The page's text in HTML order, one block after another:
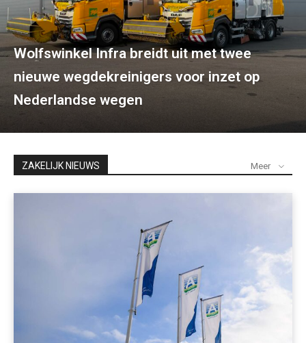
Wolfswinkel Infra breidt uit met twee
nieuwe wegdekreinigers voor inzet op
Nederlandse wegen
ZAKELIJK NIEUWS Meer